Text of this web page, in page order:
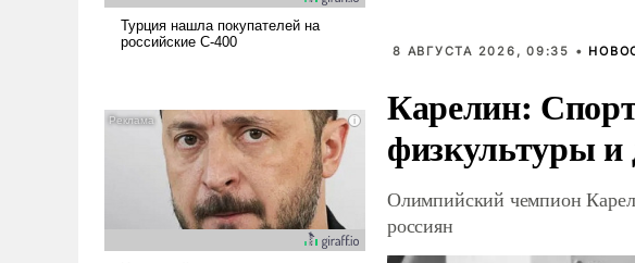
8 АВГУСТА 2026, 09:35 •
Карелин:
физкультуры и
Олимпийский чемпион
россиян